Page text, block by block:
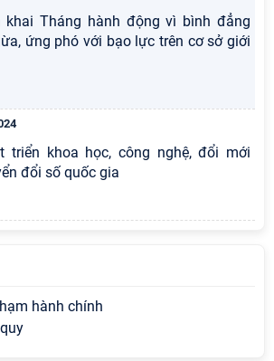
khai Tháng hành động vì bình đẳng
ứng phó với bạo lực trên cơ sở giới
triển khoa học, công nghệ, đổi mới
đổi số quốc gia
hành chính